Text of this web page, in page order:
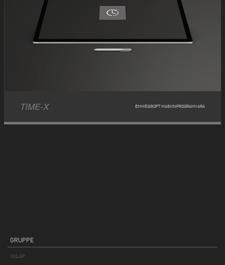
TIME-X EMMEGISOFT MASKINPROGRAMVARA
GRUPPE
VOILÀP